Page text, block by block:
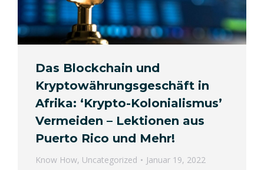
Das Blockchain und
Kryptowährungsgeschäft in
Afrika: ‘Krypto-Kolonialismus’
Vermeiden – Lektionen aus
Puerto Rico und Mehr!
Know How, Uncategorized
Januar 19, 2022